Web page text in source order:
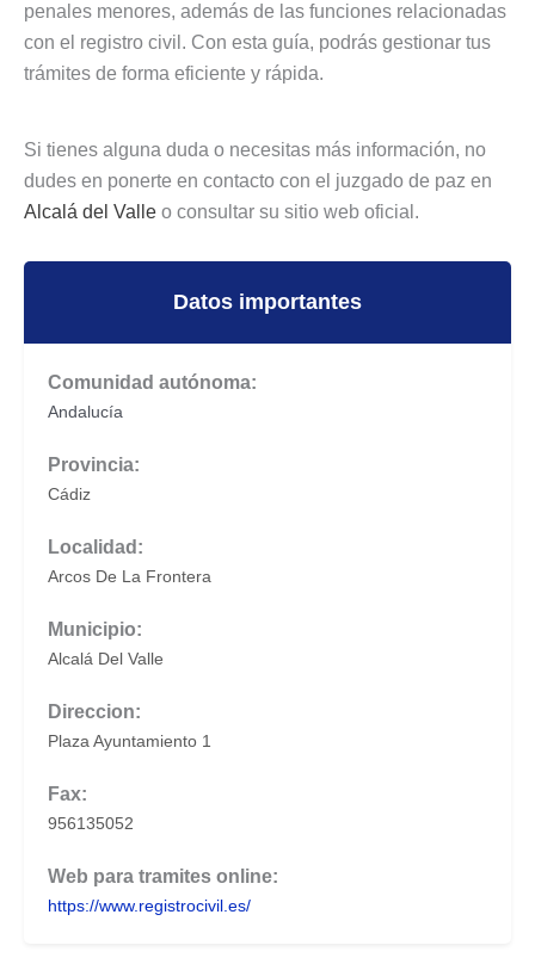
Datos importantes
Comunidad autónoma:
Andalucía
Provincia:
Cádiz
Localidad:
Arcos De La Frontera
Municipio:
Alcalá Del Valle
Direccion:
Plaza Ayuntamiento 1
Fax:
956135052
Web para tramites online:
https://www.registrocivil.es/
penales menores, además de las funciones relacionadas
con el registro civil. Con esta guía, podrás gestionar tus
trámites de forma eficiente y rápida.
Si tienes alguna duda o necesitas más información, no
dudes en ponerte en contacto con el juzgado de paz en
Alcalá del Valle o consultar su sitio web oficial.